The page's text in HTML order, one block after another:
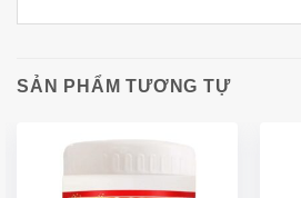
SẢN PHẨM TƯƠNG TỰ